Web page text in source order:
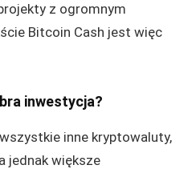
z ogromnym
Bitcoin Cash jest więc
inwestycja?
inne kryptowaluty,
jednak większe